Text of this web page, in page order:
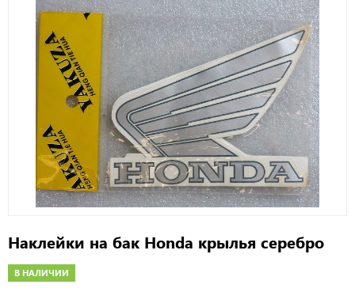
Наклейки на бак Honda крылья серебро
В НАЛИЧИИ